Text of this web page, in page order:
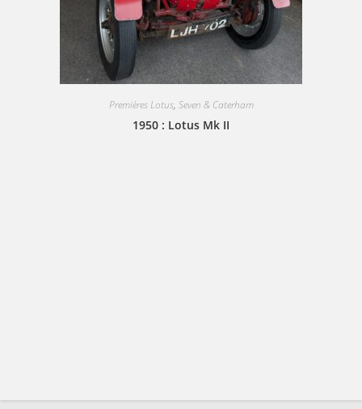
Premières Lotus, Seven & Caterham
1950 : Lotus Mk II